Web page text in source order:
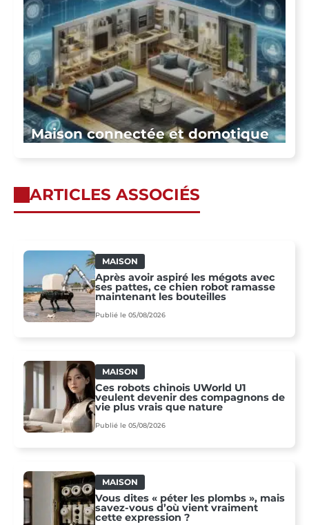
Maison connectée et domotique
ARTICLES ASSOCIÉS
MAISON
Après avoir aspiré les mégots avec
ses pattes, ce chien robot ramasse
maintenant les bouteilles
Publié le 05/08/2026
MAISON
Ces robots chinois UWorld U1
veulent devenir des compagnons de
vie plus vrais que nature
Publié le 05/08/2026
MAISON
Vous dites « péter les plombs », mais
savez-vous d’où vient vraiment
cette expression ?